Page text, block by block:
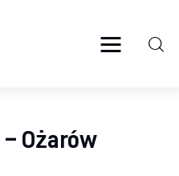
Ożarów